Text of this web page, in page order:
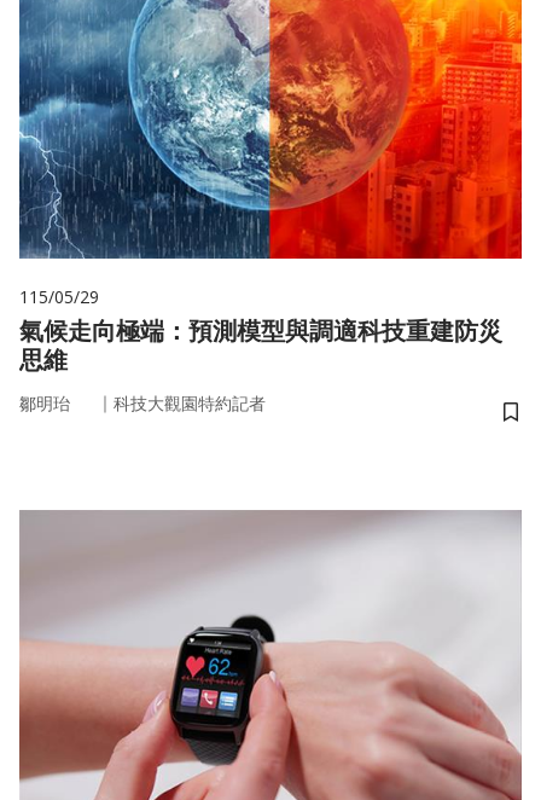
115/05/29
氣候走向極端：預測模型與調適科技重建防災
思維
鄒明珆 ｜ 科技大觀園特約記者
儲